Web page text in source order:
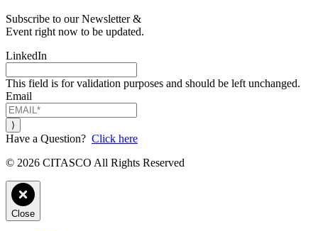
Subscribe to our Newsletter &
Event right now to be updated.
LinkedIn
This field is for validation purposes and should be left unchanged.
Email
Have a Question? Click here
© 2026 CITASCO All Rights Reserved
Close